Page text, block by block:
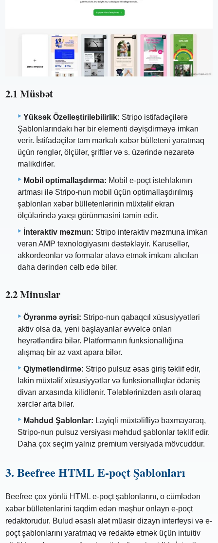
2.1 Müsbət
Yüksək Özelleştirilebilirlik: Stripo istifadəçilərə
Şablonlarındakı hər bir elementi dəyişdirməyə imkan
verir. İstifadəçilər tam markalı xəbər bülleteni yaratmaq
üçün rənglər, ölçülər, şriftlər və s. üzərində nəzarətə
malikdirlər.
Mobil optimallaşdırma: Mobil e-poçt istehlakının
artması ilə Stripo-nun mobil üçün optimallaşdırılmış
şablonları xəbər bülletenlərinin müxtəlif ekran
ölçülərində yaxşı görünməsini təmin edir.
İnteraktiv məzmun: Stripo interaktiv məzmuna imkan
verən AMP texnologiyasını dəstəkləyir. Karusellər,
akkordeonlar və formalar əlavə etmək imkanı alıcıları
daha dərindən cəlb edə bilər.
2.2 Minuslar
Öyrənmə əyrisi: Stripo-nun qabaqcıl xüsusiyyətləri
aktiv olsa da, yeni başlayanlar əvvəlcə onları
heyrətləndirə bilər. Platformanın funksionallığına
alışmaq bir az vaxt apara bilər.
Qiymətləndirmə: Stripo pulsuz əsas giriş təklif edir,
lakin müxtəlif xüsusiyyətlər və funksionallıqlar ödəniş
divarı arxasında kilidlənir. Tələblərinizdən asılı olaraq
xərclər arta bilər.
Məhdud Şablonlar: Layiqli müxtəlifliyə baxmayaraq,
Stripo-nun pulsuz versiyası məhdud şablonlar təklif edir.
Daha çox seçim yalnız premium versiyada mövcuddur.
3. Beefree HTML E-poçt Şablonları
Beefree çox yönlü HTML e-poçt şablonlarını, o cümlədən
xəbər bülletenlərini təqdim edən məşhur onlayn e-poçt
redaktorudur. Bulud əsaslı alət müasir dizayn interfeysi və e-
poçt şablonlarını yaratmaq və redaktə etmək üçün intuitiv